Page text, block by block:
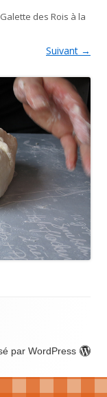
des Rois à la
Suivant →
par WordPress